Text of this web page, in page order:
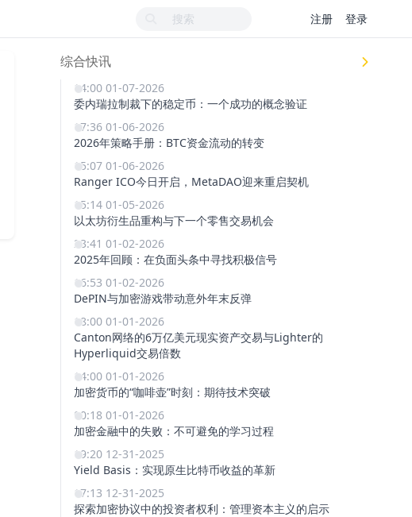
注册 登录
综合快讯
14:00 01-07-2026
委内瑞拉制裁下的稳定币：一个成功的概念验证
17:36 01-06-2026
2026年策略手册：BTC资金流动的转变
15:07 01-06-2026
Ranger ICO今日开启，MetaDAO迎来重启契机
15:14 01-05-2026
以太坊衍生品重构与下一个零售交易机会
23:41 01-02-2026
2025年回顾：在负面头条中寻找积极信号
16:53 01-02-2026
DePIN与加密游戏带动意外年末反弹
18:00 01-01-2026
Canton网络的6万亿美元现实资产交易与Lighter的
Hyperliquid交易倍数
14:00 01-01-2026
加密货币的“咖啡壶”时刻：期待技术突破
00:18 01-01-2026
加密金融中的失败：不可避免的学习过程
19:20 12-31-2025
Yield Basis：实现原生比特币收益的革新
17:13 12-31-2025
探索加密协议中的投资者权利：管理资本主义的启示